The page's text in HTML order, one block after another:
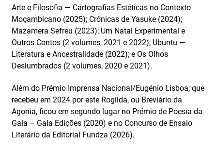
Arte e Filosofia — Cartografias Estéticas no Contexto
Moçambicano (2025); Crónicas de Yasuke (2024);
Mazamera Sefreu (2023); Um Natal Experimental e
Outros Contos (2 volumes, 2021 e 2022); Ubuntu —
Literatura e Ancestralidade (2022); e Os Olhos
Deslumbrados (2 volumes, 2020 e 2021).
Além do Prémio Imprensa Nacional/Eugénio Lisboa, que
recebeu em 2024 por este Rogilda, ou Breviário da
Agonia, ficou em segundo lugar no Prémio de Poesia da
Gala – Gala Edições (2020) e no Concurso de Ensaio
Literário da Editorial Fundza (2026).